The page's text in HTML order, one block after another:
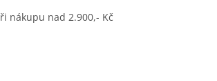
nákupu nad 2.900,- Kč